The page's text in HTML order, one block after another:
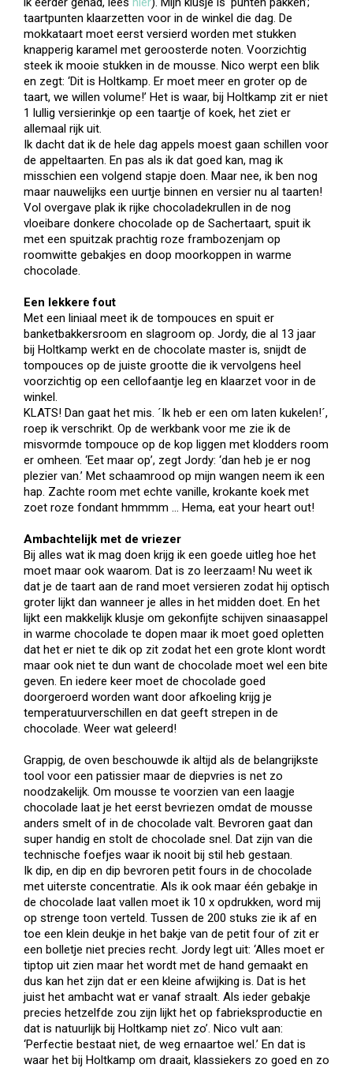
taartpunten klaarzetten voor in de winkel die dag. De
mokkataart moet eerst versierd worden met stukken
knapperig karamel met geroosterde noten. Voorzichtig
steek ik mooie stukken in de mousse. Nico werpt een blik
en zegt: ‘Dit is Holtkamp. Er moet meer en groter op de
taart, we willen volume!’ Het is waar, bij Holtkamp zit er niet
1 lullig versierinkje op een taartje of koek, het ziet er
allemaal rijk uit.
Ik dacht dat ik de hele dag appels moest gaan schillen voor
de appeltaarten. En pas als ik dat goed kan, mag ik
misschien een volgend stapje doen. Maar nee, ik ben nog
maar nauwelijks een uurtje binnen en versier nu al taarten!
Vol overgave plak ik rijke chocoladekrullen in de nog
vloeibare donkere chocolade op de Sachertaart, spuit ik
met een spuitzak prachtig roze frambozenjam op
roomwitte gebakjes en doop moorkoppen in warme
chocolade.
Een lekkere fout
Met een liniaal meet ik de tompouces en spuit er
banketbakkersroom en slagroom op. Jordy, die al 13 jaar
bij Holtkamp werkt en de chocolate master is, snijdt de
tompouces op de juiste grootte die ik vervolgens heel
voorzichtig op een cellofaantje leg en klaarzet voor in de
winkel.
KLATS! Dan gaat het mis. ´Ik heb er een om laten kukelen!´,
roep ik verschrikt. Op de werkbank voor me zie ik de
misvormde tompouce op de kop liggen met klodders room
er omheen. ‘Eet maar op’, zegt Jordy: ‘dan heb je er nog
plezier van.’ Met schaamrood op mijn wangen neem ik een
hap. Zachte room met echte vanille, krokante koek met
zoet roze fondant hmmmm … Hema, eat your heart out!
Ambachtelijk met de vriezer
Bij alles wat ik mag doen krijg ik een goede uitleg hoe het
moet maar ook waarom. Dat is zo leerzaam! Nu weet ik
dat je de taart aan de rand moet versieren zodat hij optisch
groter lijkt dan wanneer je alles in het midden doet. En het
lijkt een makkelijk klusje om gekonfijte schijven sinaasappel
in warme chocolade te dopen maar ik moet goed opletten
dat het er niet te dik op zit zodat het een grote klont wordt
maar ook niet te dun want de chocolade moet wel een bite
geven. En iedere keer moet de chocolade goed
doorgeroerd worden want door afkoeling krijg je
temperatuurverschillen en dat geeft strepen in de
chocolade. Weer wat geleerd!
Grappig, de oven beschouwde ik altijd als de belangrijkste
tool voor een patissier maar de diepvries is net zo
noodzakelijk. Om mousse te voorzien van een laagje
chocolade laat je het eerst bevriezen omdat de mousse
anders smelt of in de chocolade valt. Bevroren gaat dan
super handig en stolt de chocolade snel. Dat zijn van die
technische foefjes waar ik nooit bij stil heb gestaan.
Ik dip, en dip en dip bevroren petit fours in de chocolade
met uiterste concentratie. Als ik ook maar één gebakje in
de chocolade laat vallen moet ik 10 x opdrukken, word mij
op strenge toon verteld. Tussen de 200 stuks zie ik af en
toe een klein deukje in het bakje van de petit four of zit er
een bolletje niet precies recht. Jordy legt uit: ‘Alles moet er
tiptop uit zien maar het wordt met de hand gemaakt en
dus kan het zijn dat er een kleine afwijking is. Dat is het
juist het ambacht wat er vanaf straalt. Als ieder gebakje
precies hetzelfde zou zijn lijkt het op fabrieksproductie en
dat is natuurlijk bij Holtkamp niet zo’. Nico vult aan:
‘Perfectie bestaat niet, de weg ernaartoe wel.’ En dat is
waar het bij Holtkamp om draait, klassiekers zo goed en zo